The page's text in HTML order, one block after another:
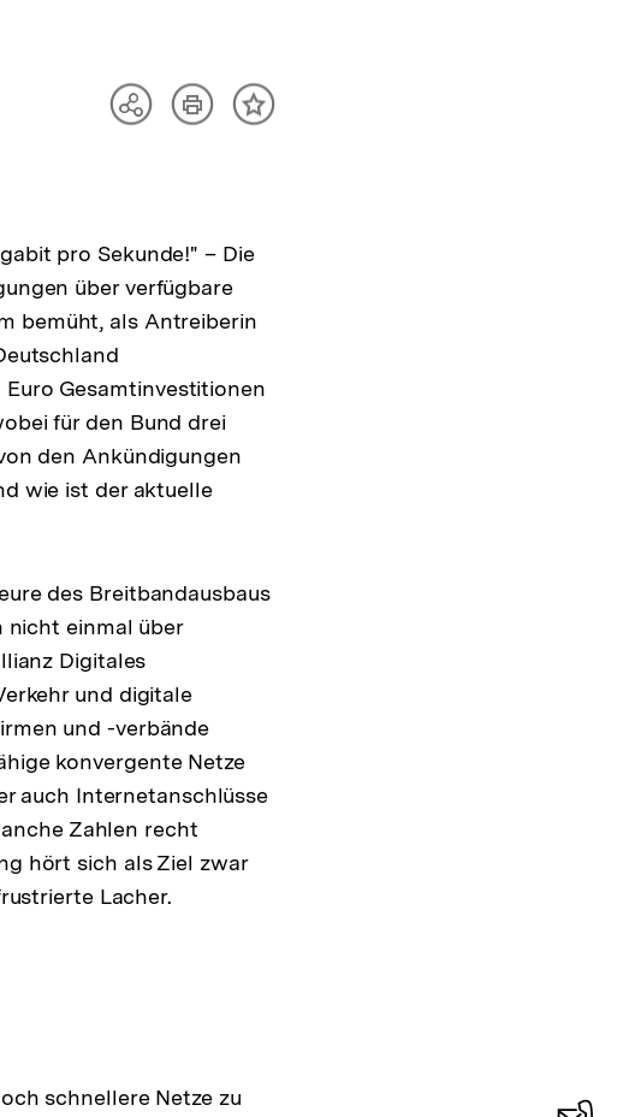
TeilenArtikelInhalt
pro Sekunde!" – Die
über verfügbare
bemüht, als Antreiberin
Gesamtinvestitionen
für den Bund drei
den Ankündigungen
wie ist der aktuelle
des Breitbandausbaus
nicht einmal über
Digitales
und digitale
und -verbände
konvergente Netze
auch Internetanschlüsse
Zahlen recht
hört sich als Ziel zwar
Lacher.
schnellere Netze zu